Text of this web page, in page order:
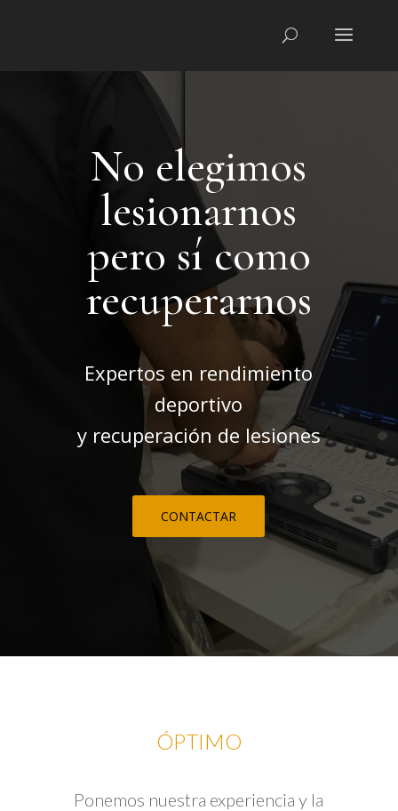
No elegimos
lesionarnos
pero sí como
recuperarnos
Expertos en rendimiento
deportivo
y recuperación de lesiones
CONTACTAR
ÓPTIMO
Ponemos nuestra experiencia y la